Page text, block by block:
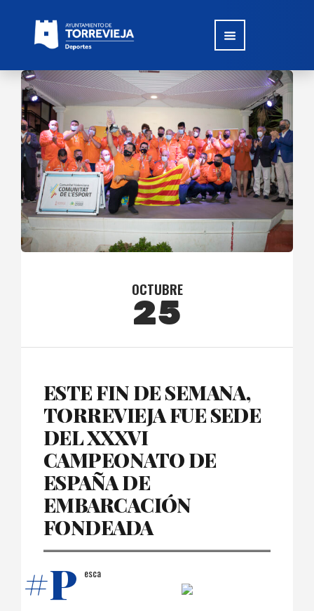
OCTUBRE
25
ESTE FIN DE SEMANA,
TORREVIEJA FUE SEDE
DEL XXXVI
CAMPEONATO DE
ESPAÑA DE
EMBARCACIÓN
FONDEADA
#P esca